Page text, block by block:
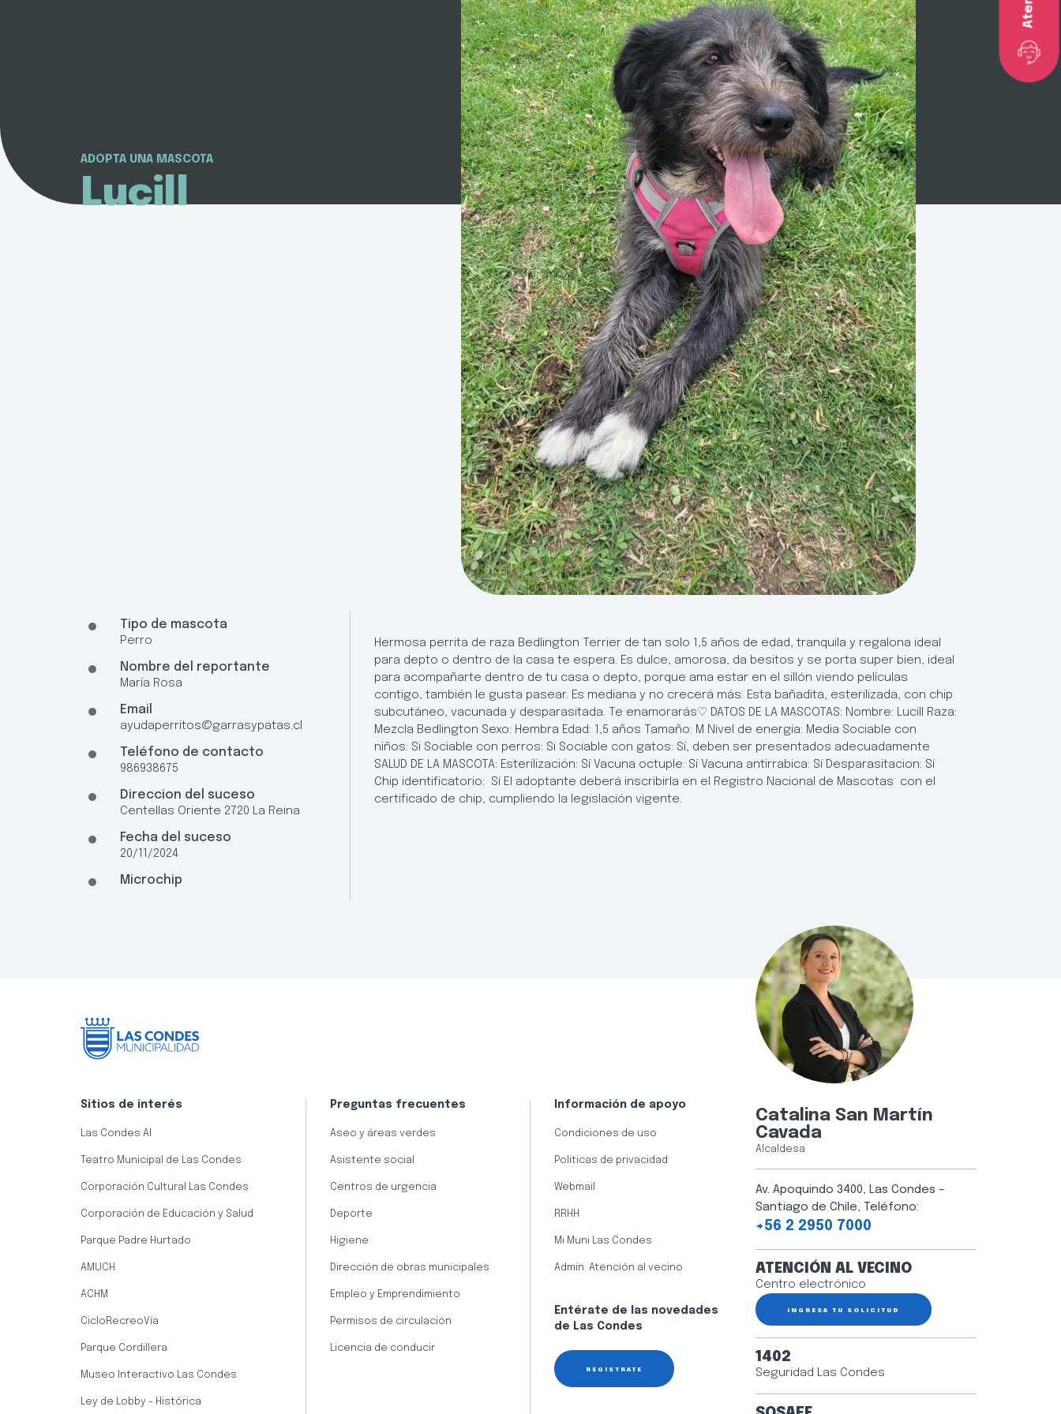
ADOPTA UNA MASCOTA
Lucill
Tipo de mascota
Perro
Nombre del reportante
María Rosa
Email
ayudaperritos@garrasypatas.cl
Teléfono de contacto
986938675
Direccion del suceso
Centellas Oriente 2720 La Reina
Fecha del suceso
20/11/2024
Microchip
Hermosa perrita de raza Bedlington Terrier de tan solo 1,5 años de edad, tranquila y regalona ideal
para depto o dentro de la casa te espera. Es dulce, amorosa, da besitos y se porta super bien, ideal
para acompañarte dentro de tu casa o depto, porque ama estar en el sillón viendo películas
contigo, también le gusta pasear. Es mediana y no crecerá más. Esta bañadita, esterilizada, con chip
subcutáneo, vacunada y desparasitada. Te enamorarás♡ DATOS DE LA MASCOTAS: Nombre: Lucill Raza:
Mezcla Bedlington Sexo: Hembra Edad: 1,5 años Tamaño: M Nivel de energía: Media Sociable con
niños: Si Sociable con perros: Si Sociable con gatos: Sí, deben ser presentados adecuadamente
SALUD DE LA MASCOTA: Esterilización: Sí Vacuna octuple: Sí Vacuna antirrabica: Sí Desparasitacion: Sí
Chip identificatorio: Sí El adoptante deberá inscribirla en el Registro Nacional de Mascotas con el
certificado de chip, cumpliendo la legislación vigente.
Sitios de interés
Las Condes AI
Teatro Municipal de Las Condes
Corporación Cultural Las Condes
Corporación de Educación y Salud
Parque Padre Hurtado
AMUCH
ACHM
CicloRecreoVía
Parque Cordillera
Museo Interactivo Las Condes
Ley de Lobby - Histórica
Preguntas frecuentes
Aseo y áreas verdes
Asistente social
Centros de urgencia
Deporte
Higiene
Dirección de obras municipales
Empleo y Emprendimiento
Permisos de circulación
Licencia de conducir
Información de apoyo
Condiciones de uso
Políticas de privacidad
Webmail
RRHH
Mi Muni Las Condes
Admin. Atención al vecino
Entérate de las novedades
de Las Condes
REGÍSTRATE
Catalina San Martín
Cavada
Alcaldesa
Av. Apoquindo 3400, Las Condes –
Santiago de Chile, Teléfono:
+56 2 2950 7000
ATENCIÓN AL VECINO
Centro electrónico
INGRESA TU SOLICITUD
1402
Seguridad Las Condes